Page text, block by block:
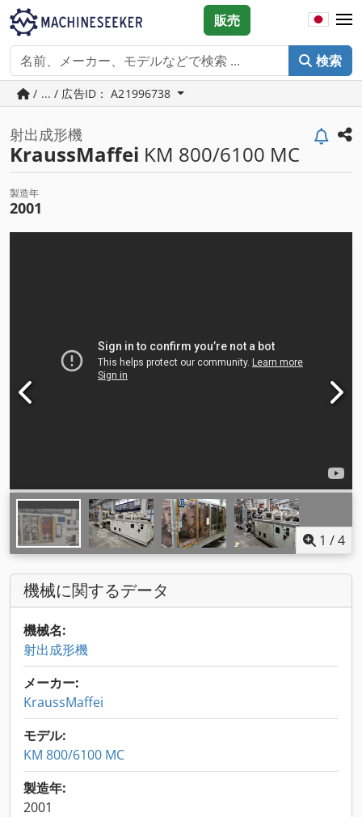
検索
販売
/ ... / 広告ID： A21996738
射出成形機
KraussMaffei KM 800/6100 MC
製造年
2001
1 /4
機械に関するデータ
機械名:
射出成形機
メーカー:
KraussMaffei
モデル:
KM 800/6100 MC
製造年:
2001